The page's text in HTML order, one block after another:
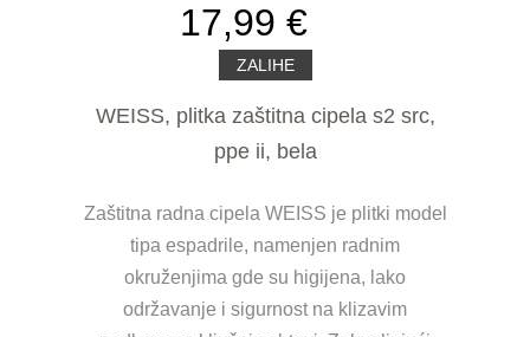
17,99 €
ZALIHE
WEISS, plitka zaštitna cipela s2 src,
ppe ii, bela
Zaštitna radna cipela WEISS je plitki model
tipa espadrile, namenjen radnim
okruženjima gde su higijena, lako
održavanje i sigurnost na klizavim